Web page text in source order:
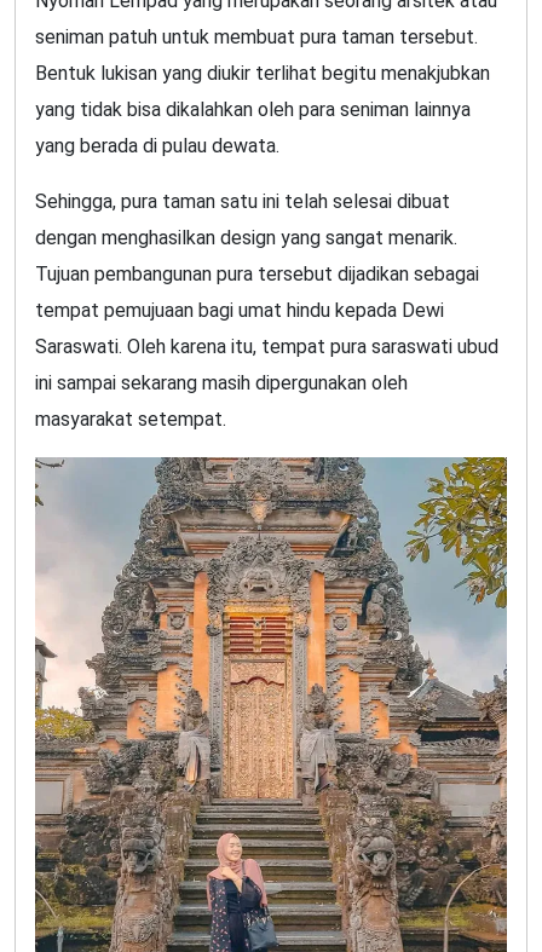
seniman patuh untuk membuat pura taman tersebut.
Bentuk lukisan yang diukir terlihat begitu menakjubkan
yang tidak bisa dikalahkan oleh para seniman lainnya
yang berada di pulau dewata.
Sehingga, pura taman satu ini telah selesai dibuat
dengan menghasilkan design yang sangat menarik.
Tujuan pembangunan pura tersebut dijadikan sebagai
tempat pemujuaan bagi umat hindu kepada Dewi
Saraswati. Oleh karena itu, tempat pura saraswati ubud
ini sampai sekarang masih dipergunakan oleh
masyarakat setempat.